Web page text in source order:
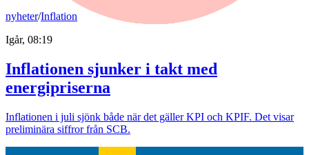
nyheter/Inflation
Igår, 08:19
Inflationen sjunker i takt med
energipriserna
Inflationen i juli sjönk både när det gäller KPI och KPIF. Det visar
preliminära siffror från SCB.